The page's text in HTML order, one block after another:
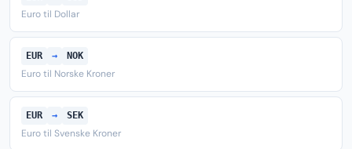
Euro til Dollar
EUR → NOK
Euro til Norske Kroner
EUR → SEK
Euro til Svenske Kroner